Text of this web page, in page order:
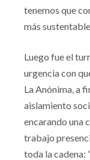
tenemos que
más
Luego fue el
urgencia con
La Anónima, a
aislamiento
encarando una
trabajo
toda la cadena: